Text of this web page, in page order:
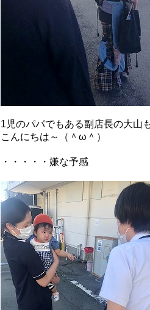
1児のパパでもある副店長の大山
こんにちは～（＾ω＾）
・・・・・嫌な予感